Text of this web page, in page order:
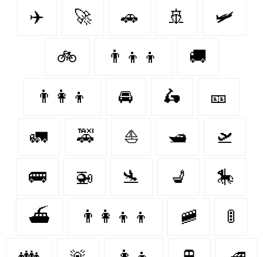
✈️ 🚀 🚗 🚢 🛩
🚲 👨‍👦‍👦 🚚
👨‍👩‍👦 🚘 🛵 🎫
🚛 🚕 ⛵ 🛥 🛫
🚌 🚁 🛬 💺 🎠
⛴ 👨‍👩‍👦‍👦 🚞 🚦